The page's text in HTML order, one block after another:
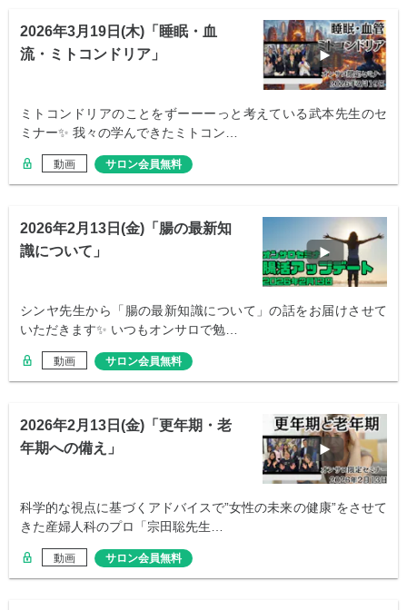
2026年3月19日(木)「睡眠・血
流・ミトコンドリア」
ミトコンドリアのことをずーーーっと考えている武本先生のセ
ミナー✨ 我々の学んできたミトコン…
動画 サロン会員無料
2026年2月13日(金)「腸の最新知
識について」
シンヤ先生から「腸の最新知識について」の話をお届けさせて
いただきます✨ いつもオンサロで勉…
動画 サロン会員無料
2026年2月13日(金)「更年期・老
年期への備え」
科学的な視点に基づくアドバイスで”女性の未来の健康”をさせて
きた産婦人科のプロ「宗田聡先生…
動画 サロン会員無料